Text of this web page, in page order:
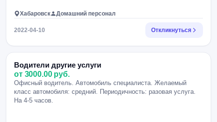
Хабаровск Домашний персонал
2022-04-10 Откликнуться
Водители другие услуги
от 3000.00 руб.
Офисный водитель. Автомобиль специалиста. Желаемый
класс автомобиля: средний. Периодичность: разовая услуга.
На 4-5 часов.